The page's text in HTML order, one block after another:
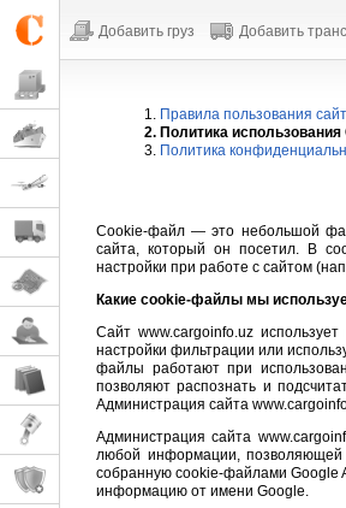
Добавить груз Добавить
1. Правила пользования
2. Политика использования
3. Политика
Cookie-файл — это небольшой
сайта, который он посетил. В
настройки при работе с сайтом
Какие cookie-файлы мы
Cайт www.cargoinfo.uz
настройки фильтрации или
файлы работают при
позволяют распознать и
Администрация сайта
Администрация сайта
любой информации, позволяющей
собранную cookie-файлами Google
информацию от имени Google.